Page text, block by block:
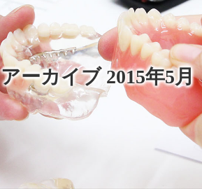
アーカイブ 2015年5月